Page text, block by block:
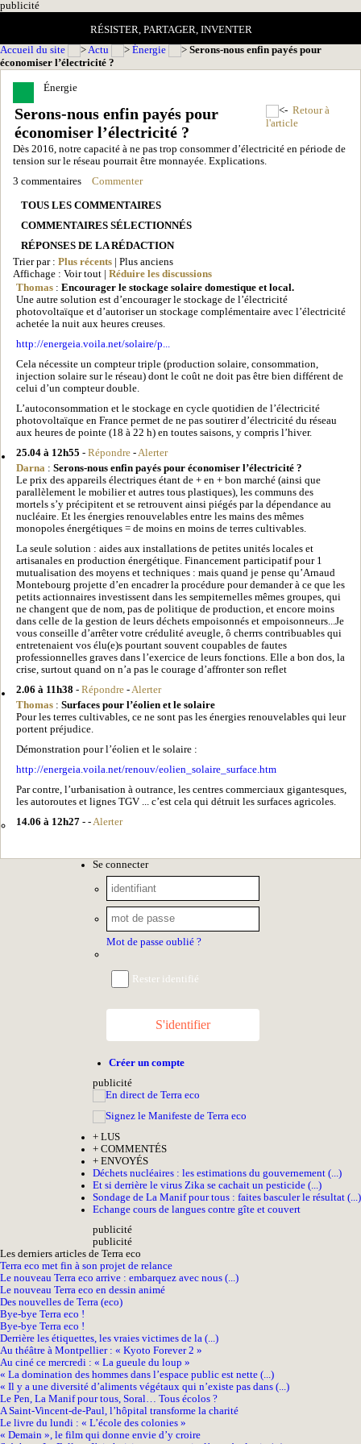
publicité
RÉSISTER, PARTAGER, INVENTER
Accueil du site
Actu Énergie
Serons-nous enfin payés pour
économiser l’électricité ?
Énergie
Serons-nous enfin payés pour
économiser l’électricité ?
Retour à
l'article
Dès 2016, notre capacité à ne pas trop consommer d’électricité en période de
tension sur le réseau pourrait être monnayée. Explications.
3 commentaires
Commenter
TOUS LES COMMENTAIRES
COMMENTAIRES SÉLECTIONNÉS
RÉPONSES DE LA RÉDACTION
Trier par : Plus récents | Plus anciens
Affichage : Voir tout | Réduire les discussions
Thomas : Encourager le stockage solaire domestique et local.
Une autre solution est d’encourager le stockage de l’électricité
photovoltaïque et d’autoriser un stockage complémentaire avec l’électricité
achetée la nuit aux heures creuses.
http://energeia.voila.net/solaire/p...
Cela nécessite un compteur triple (production solaire, consommation,
injection solaire sur le réseau) dont le coût ne doit pas être bien différent de
celui d’un compteur double.
L’autoconsommation et le stockage en cycle quotidien de l’électricité
photovoltaïque en France permet de ne pas soutirer d’électricité du réseau
aux heures de pointe (18 à 22 h) en toutes saisons, y compris l’hiver.
25.04 à 12h55 - Répondre - Alerter
Darna : Serons-nous enfin payés pour économiser l’électricité ?
Le prix des appareils électriques étant de + en + bon marché (ainsi que
parallèlement le mobilier et autres tous plastiques), les communs des
mortels s’y précipitent et se retrouvent ainsi piégés par la dépendance au
nucléaire. Et les énergies renouvelables entre les mains des mêmes
monopoles énergétiques = de moins en moins de terres cultivables.
La seule solution : aides aux installations de petites unités locales et
artisanales en production énergétique. Financement participatif pour 1
mutualisation des moyens et techniques : mais quand je pense qu’Arnaud
Montebourg projette d’en encadrer la procédure pour demander à ce que les
petits actionnaires investissent dans les sempiternelles mêmes groupes, qui
ne changent que de nom, pas de politique de production, et encore moins
dans celle de la gestion de leurs déchets empoisonnés et empoisonneurs...Je
vous conseille d’arrêter votre crédulité aveugle, ô cherrrs contribuables qui
entretenaient vos élu(e)s pourtant souvent coupables de fautes
professionnelles graves dans l’exercice de leurs fonctions. Elle a bon dos, la
crise, surtout quand on n’a pas le courage d’affronter son reflet
2.06 à 11h38 - Répondre - Alerter
Thomas : Surfaces pour l’éolien et le solaire
Pour les terres cultivables, ce ne sont pas les énergies renouvelables qui leur
portent préjudice.
Démonstration pour l’éolien et le solaire :
http://energeia.voila.net/renouv/eolien_solaire_surface.htm
Par contre, l’urbanisation à outrance, les centres commerciaux gigantesques,
les autoroutes et lignes TGV ... c’est cela qui détruit les surfaces agricoles.
14.06 à 12h27 - - Alerter
Se connecter
Mot de passe oublié ?
Rester identifié
S'identifier
Créer un compte
publicité
+ LUS
+ COMMENTÉS
+ ENVOYÉS
Déchets nucléaires : les estimations du gouvernement (...)
Et si derrière le virus Zika se cachait un pesticide (...)
Sondage de La Manif pour tous : faites basculer le résultat (...)
Echange cours de langues contre gîte et couvert
publicité
publicité
Les derniers articles de Terra eco
Terra eco met fin à son projet de relance
Le nouveau Terra eco arrive : embarquez avec nous (...)
Le nouveau Terra eco en dessin animé
Des nouvelles de Terra (eco)
Bye-bye Terra eco !
Bye-bye Terra eco !
Derrière les étiquettes, les vraies victimes de la (...)
Au théâtre à Montpellier : « Kyoto Forever 2 »
Au ciné ce mercredi : « La gueule du loup »
« La domination des hommes dans l’espace public est nette (...)
« Il y a une diversité d’aliments végétaux qui n’existe pas dans (...)
Le Pen, La Manif pour tous, Soral… Tous écolos ?
A Saint-Vincent-de-Paul, l’hôpital transforme la charité
Le livre du lundi : « L’école des colonies »
« Demain », le film qui donne envie d’y croire